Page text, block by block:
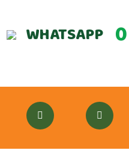
WHATSAPP